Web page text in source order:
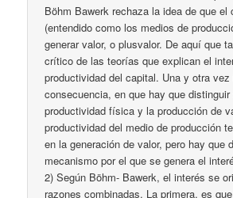
Böhm Bawerk rechaza la idea de que el
(entendido como los medios de
generar valor, o plusvalor. De aquí que
crítico de las teorías que explican el
productividad del capital. Una y otra
consecuencia, en que hay que distinguir
productividad física y la producción de
productividad del medio de producción
en la generación de valor, pero hay que
mecanismo por el que se genera el
2) Según Böhm- Bawerk, el interés se
razones combinadas. La primera, es